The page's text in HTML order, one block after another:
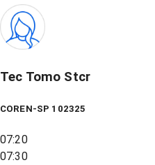
Tec Tomo Stcr
COREN-SP 102325
07:20
07:30